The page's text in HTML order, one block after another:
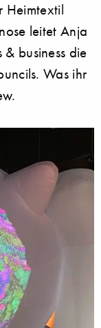
Heimtextil
leitet Anja
business die
Was ihr